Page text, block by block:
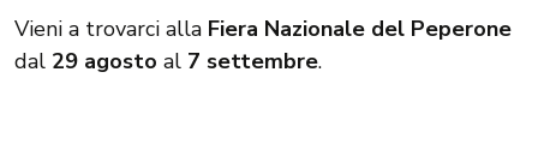
Vieni a trovarci alla Fiera Nazionale del Peperone
dal 29 agosto al 7 settembre.